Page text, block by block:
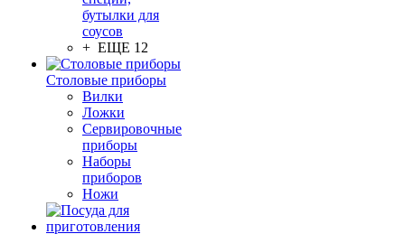
бутылки для
соусов
+ ЕЩЕ 12
Столовые приборы
Вилки
Ложки
Сервировочные
приборы
Наборы
приборов
Ножи